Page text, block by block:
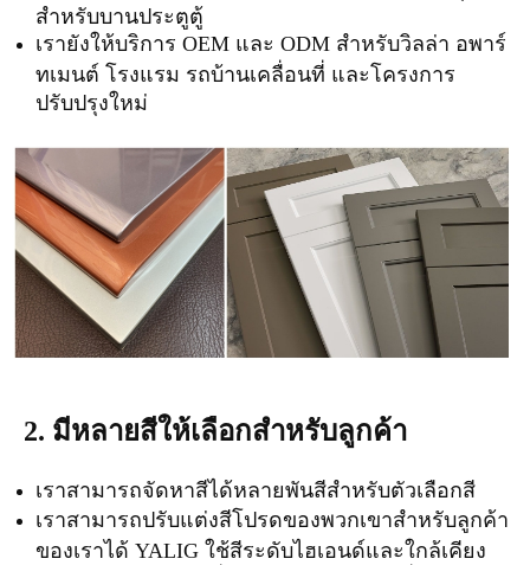
สำหรับบานประตูตู้
เรายังให้บริการ OEM และ ODM สำหรับวิลล่า อพาร์
ทเมนต์ โรงแรม รถบ้านเคลื่อนที่ และโครงการ
ปรับปรุงใหม่
2. มีหลายสีให้เลือกสำหรับลูกค้า
เราสามารถจัดหาสีได้หลายพันสีสำหรับตัวเลือกสี
เราสามารถปรับแต่งสีโปรดของพวกเขาสำหรับลูกค้า
ของเราได้ YALIG ใช้สีระดับไฮเอนด์และใกล้เคียง